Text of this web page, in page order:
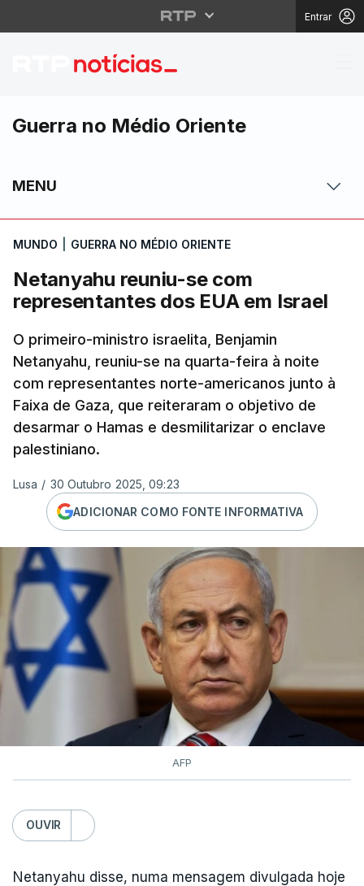
Entrar
Netanyahu reuniu-se
Guerra no Médio Oriente
MENU
MUNDO GUERRA NO MÉDIO ORIENTE
Netanyahu reuniu-se com
representantes dos EUA em Israel
O primeiro-ministro israelita, Benjamin
Netanyahu, reuniu-se na quarta-feira à noite
com representantes norte-americanos junto à
Faixa de Gaza, que reiteraram o objetivo de
desarmar o Hamas e desmilitarizar o enclave
palestiniano.
Lusa / 30 Outubro 2025, 09:23
ADICIONAR COMO FONTE INFORMATIVA
AFP
OUVIR
Netanyahu disse, numa mensagem divulgada hoje